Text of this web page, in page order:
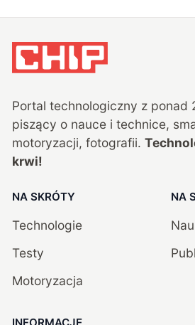
Portal technologiczny z ponad
piszący o nauce i technice,
motoryzacji, fotografii.
krwi!
NA SKRÓTY
Technologie
Testy
Motoryzacja
NA
INFORMACJE